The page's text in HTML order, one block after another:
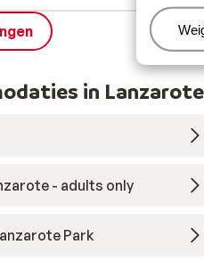
70€ (pour une
negociation)
in Lanzarote
- adults only
Park